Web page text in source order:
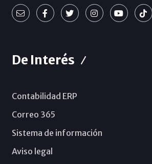
De Interés
Contabilidad ERP
Correo 365
Sistema de información
Aviso legal